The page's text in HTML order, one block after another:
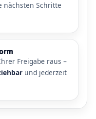
nächsten Schritte
Freigabe raus –
und jederzeit